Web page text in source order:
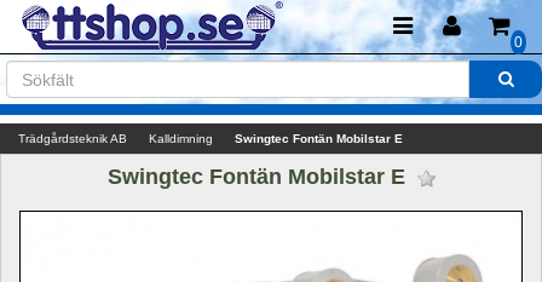
0
Trädgårdsteknik AB Kalldimning Swingtec Fontän Mobilstar E
Swingtec Fontän Mobilstar E